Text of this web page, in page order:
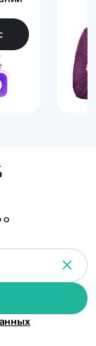
о